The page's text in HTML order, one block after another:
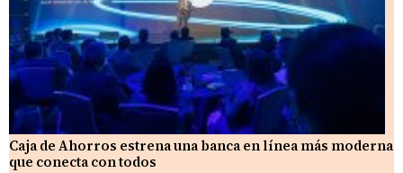
Caja de Ahorros estrena una banca en línea más moderna
que conecta con todos